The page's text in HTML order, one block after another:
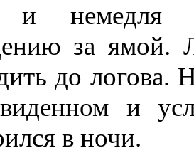
и немедля
за ямой.
до логова.
и
в ночи.